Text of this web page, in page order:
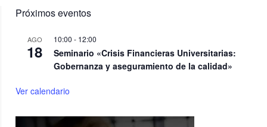
Próximos eventos
AGO
18
10:00 - 12:00
Seminario «Crisis Financieras Universitarias:
Gobernanza y aseguramiento de la calidad»
Ver calendario